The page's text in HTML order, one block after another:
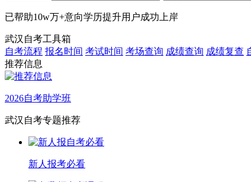
已帮助10w万+意向学历提升用户成功上岸
武汉自考工具箱
自考流程 报名时间 考试时间 考场查询 成绩查询 成绩复查
推荐信息
2026自考助学班
武汉自考专题推荐
新人报考必看